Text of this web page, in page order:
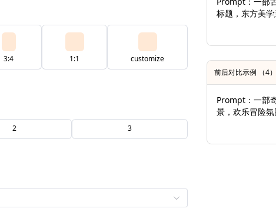
3:4 1:1 customize
2 3
标题，东方美学
前后对比示例 （4）
Prompt：一部
景，欢乐冒险